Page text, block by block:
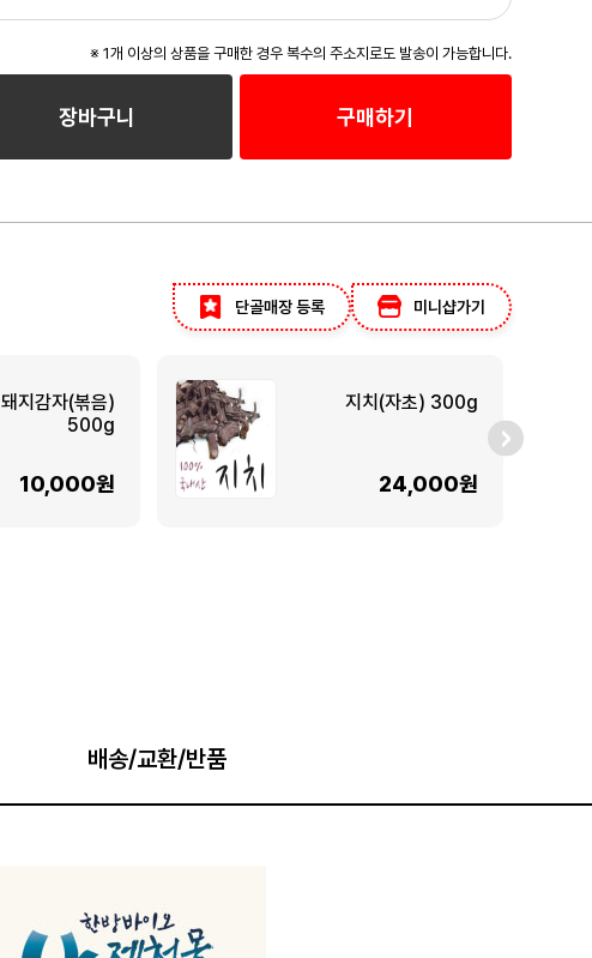
※ 1개 이상의 상품을 구매한 경우 복수의 주소지로도 발송이 가능합니다.
장바구니 구매하기
단골매장 등록 미니샵가기
돼지감자(볶음)
500g
10,000원
지치(자초) 300g
24,000원
배송/교환/반품